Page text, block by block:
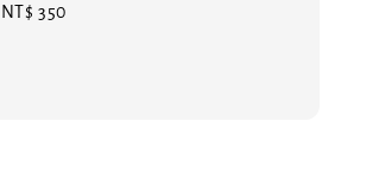
Regular
NT$ 350